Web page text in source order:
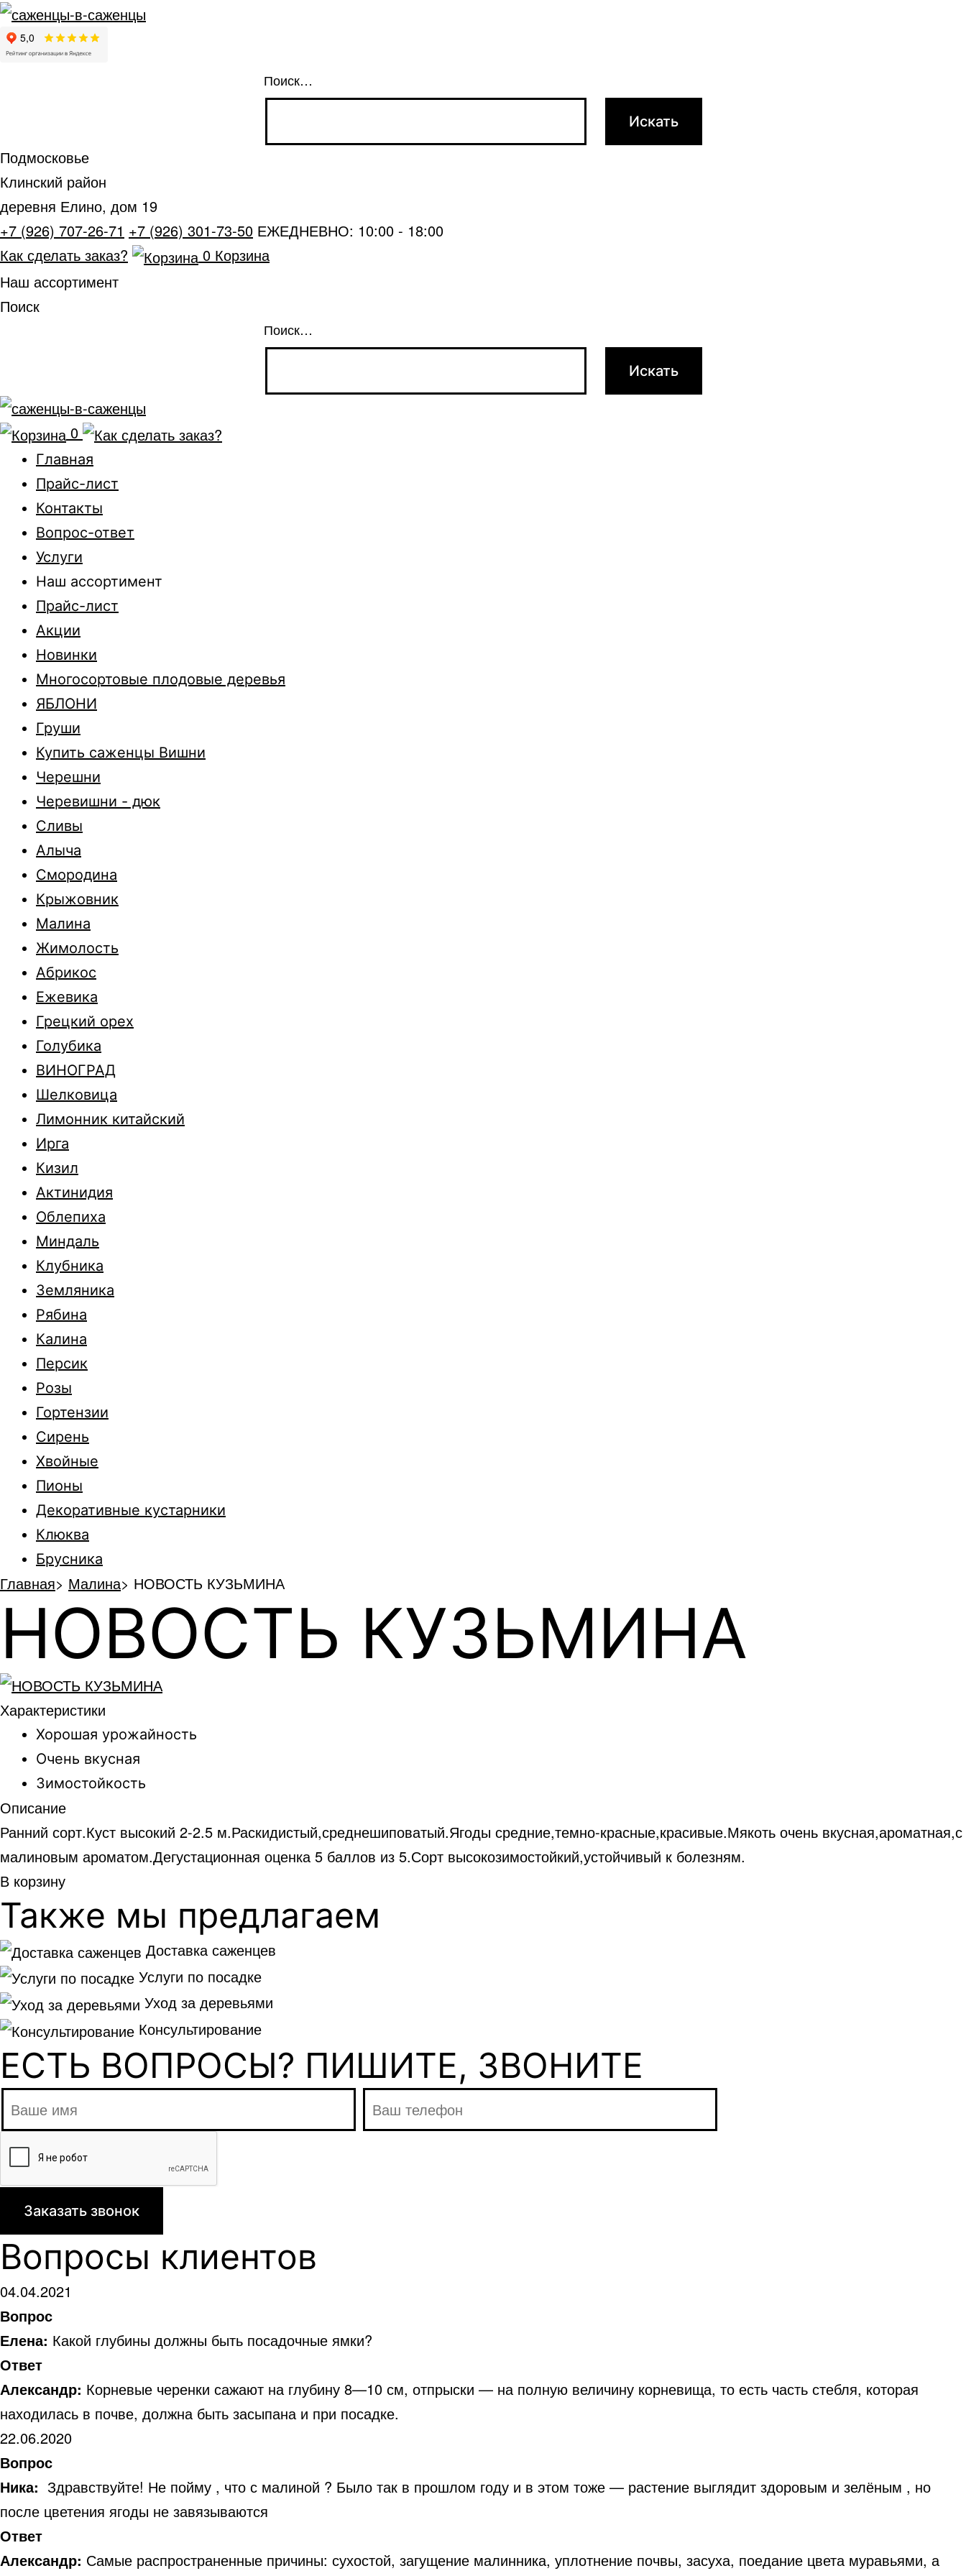
Поиск…
Подмосковье
Клинский район
деревня Елино, дом 19
+7 (926) 707-26-71 +7 (926) 301-73-50 ЕЖЕДНЕВНО: 10:00 - 18:00
Как сделать заказ?
0 Корзина
Наш ассортимент
Поиск
Поиск…
0
Главная
Прайс-лист
Контакты
Вопрос-ответ
Услуги
Наш ассортимент
Прайс-лист
Акции
Новинки
Многосортовые плодовые деревья
ЯБЛОНИ
Груши
Купить саженцы Вишни
Черешни
Черевишни - дюк
Сливы
Алыча
Смородина
Крыжовник
Малина
Жимолость
Абрикос
Ежевика
Грецкий орех
Голубика
ВИНОГРАД
Шелковица
Лимонник китайский
Ирга
Кизил
Актинидия
Облепиха
Миндаль
Клубника
Земляника
Рябина
Калина
Персик
Розы
Гортензии
Сирень
Хвойные
Пионы
Декоративные кустарники
Клюква
Брусника
Главная> Малина> НОВОСТЬ КУЗЬМИНА
НОВОСТЬ КУЗЬМИНА
Характеристики
Хорошая урожайность
Очень вкусная
Зимостойкость
Описание
Ранний сорт.Куст высокий 2-2.5 м.Раскидистый,среднешиповатый.Ягоды средние,темно-красные,красивые.Мякоть очень вкусная,ароматная,с
малиновым ароматом.Дегустационная оценка 5 баллов из 5.Сорт высокозимостойкий,устойчивый к болезням.
В корзину
Также мы предлагаем
Доставка саженцев
Услуги по посадке
Уход за деревьями
Консультирование
ЕСТЬ ВОПРОСЫ? ПИШИТЕ, ЗВОНИТЕ
Вопросы клиентов
04.04.2021
Вопрос
Елена: Какой глубины должны быть посадочные ямки?
Ответ
Александр: Корневые черенки сажают на глубину 8—10 см, отпрыски — на полную величину корневища, то есть часть стебля, которая
находилась в почве, должна быть засыпана и при посадке.
22.06.2020
Вопрос
Ника: Здравствуйте! Не пойму , что с малиной ? Было так в прошлом году и в этом тоже — растение выглядит здоровым и зелёным , но
после цветения ягоды не завязываются
Ответ
Александр: Самые распространенные причины: сухостой, загущение малинника, уплотнение почвы, засуха, поедание цвета муравьями, а